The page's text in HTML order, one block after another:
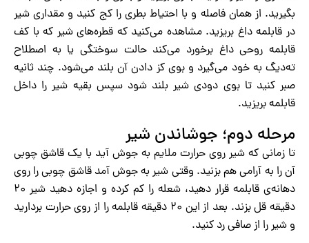
بگیرید. از همان فاصله و با احتیاط بطری را کج کنید و مقداری شیر
در قابلمه داغ بریزید. مشاهده می‌کنید که قطره‌های شیر که با کف
قابلمه روحی داغ برخورد می‌کند حالت سوختگی یا به اصطلاح
ته‌دیگ به خود می‌گیرد و بوی کز دادن آن بلند می‌شود. چند ثانیه
صبر کنید تا بوی دودی شیر بلند شود سپس بقیه شیر را داخل
قابلمه بریزید.
مرحله دوم؛ جوشاندن شیر
تا زمانی که شیر روی حرارت ملایم به جوش آید با یک قاشق چوبی
آن را به آرامی هم بزنید. وقتی شیر به جوش آمد قاشق چوبی را روی
دهانه‌ی قابلمه قرار دهید، شعله را کم کرده و اجازه دهید شیر ۲۰
دقیقه قل بزند. بعد از این ۲۰ دقیقه قابلمه را از روی حرارت بردارید
و شیر را از صافی رد کنید.